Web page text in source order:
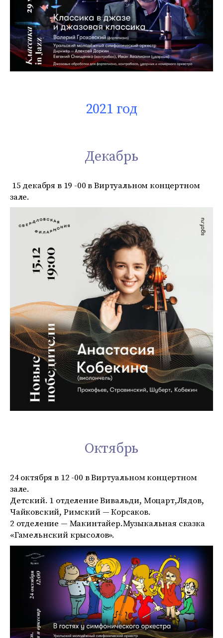
2021 год
Декабрь
15 декабря в 19 -00 в Виртуальном концертном
зале.
Октябрь
24 октября в 12 -00 в Виртуальном концертном
зале.
Детский. 1 отделение Вивальди, Моцарт,Лядов,
Чайковский, Римский — Корсаков.
2 отделение — Макинтайер.Музыкальная сказка
«Гамельнский крысолов».